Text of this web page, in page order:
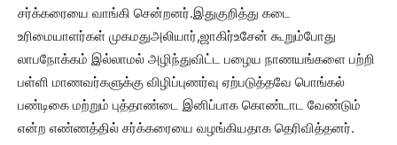
சர்க்கரையை வாங்கி சென்றனர்.இதுகுறித்து கடை
உரிமையாளர்கள் முகமதுஅலியார்,ஜாகிர்உசேன் கூறும்போது
லாபநோக்கம் இல்லாமல் அழிந்துவிட்ட பழைய நாணயங்களை பற்றி
பள்ளி மாணவர்களுக்கு விழிப்புணர்வு ஏற்படுத்தவே பொங்கல்
பண்டிகை மற்றும் புத்தாண்டை இனிப்பாக கொண்டாட வேண்டும்
என்ற எண்ணத்தில் சர்க்கரையை வழங்கியதாக தெரிவித்தனர்.